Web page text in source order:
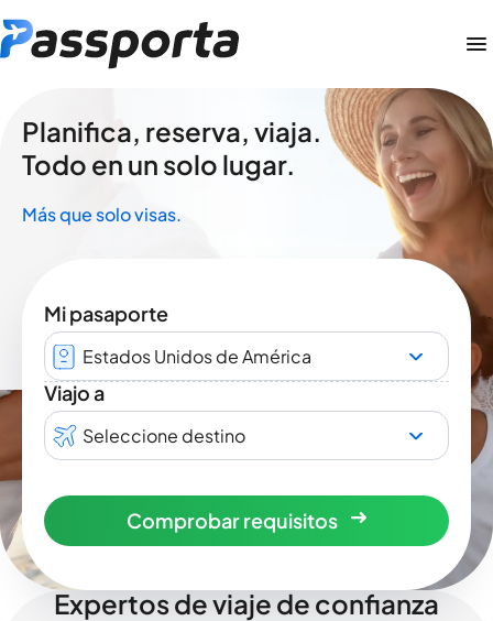
Planifica, reserva, viaja.
Todo en un solo lugar.
Más que solo visas.
Mi pasaporte
Estados Unidos de América
Viajo a
Seleccione destino
Comprobar requisitos
Expertos de viaje de confianza